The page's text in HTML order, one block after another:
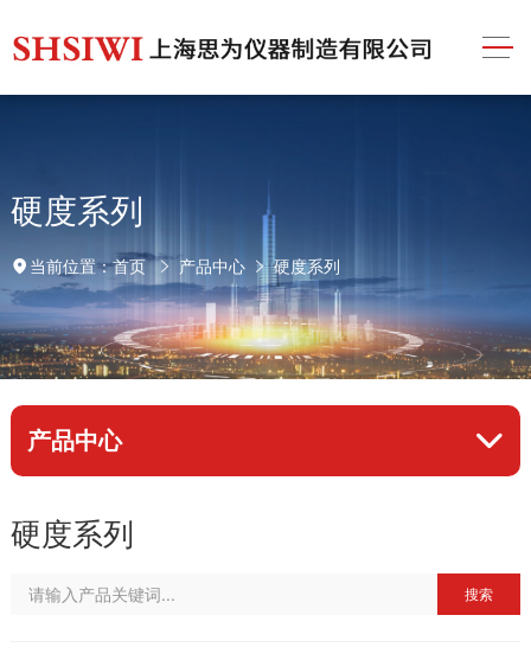
硬度系列
当前位置：首页 产品中心 硬度系列
产品中心
硬度系列
搜索